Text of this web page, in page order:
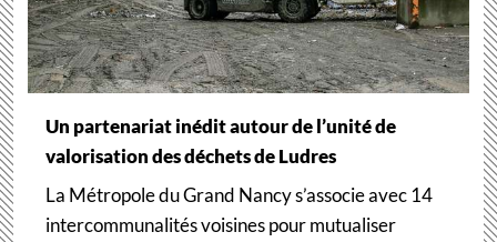
Un partenariat inédit autour de l’unité de
valorisation des déchets de Ludres
La Métropole du Grand Nancy s’associe avec 14
intercommunalités voisines pour mutualiser